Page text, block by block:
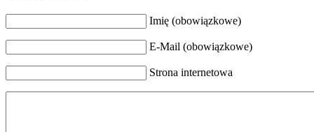
Imię (obowiązkowe)
E-Mail (obowiązkowe)
Strona internetowa